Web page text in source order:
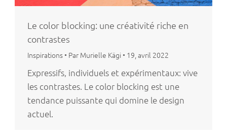
Le color blocking: une créativité riche en
contrastes
Inspirations • Par Murielle Kägi • 19, avril 2022
Expressifs, individuels et expérimentaux: vive
les contrastes. Le color blocking est une
tendance puissante qui domine le design
actuel.